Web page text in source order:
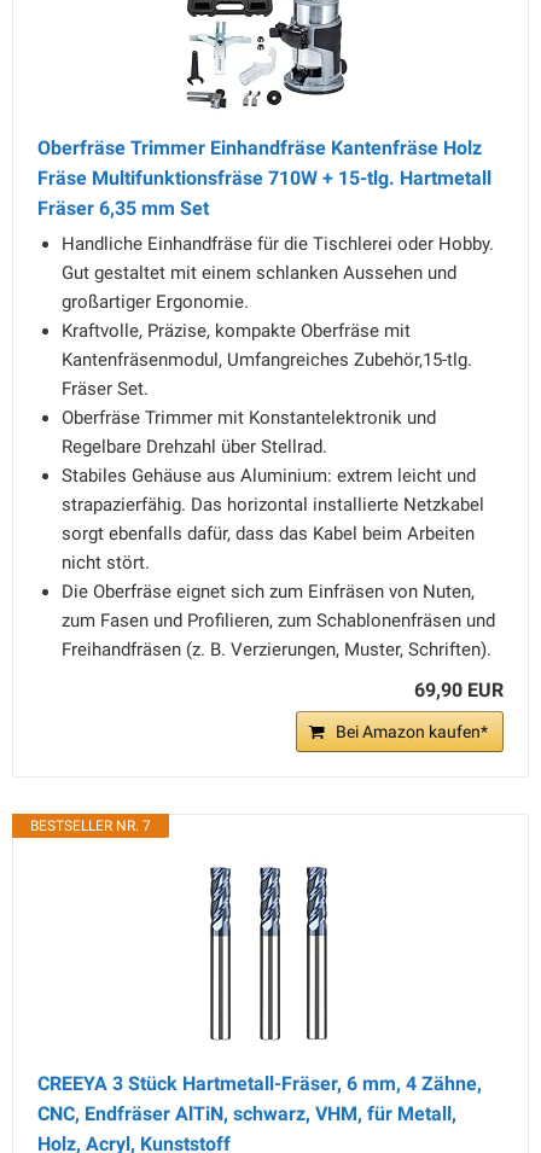
Oberfräse Trimmer Einhandfräse Kantenfräse Holz
Fräse Multifunktionsfräse 710W + 15-tlg. Hartmetall
Fräser 6,35 mm Set
Handliche Einhandfräse für die Tischlerei oder Hobby.
Gut gestaltet mit einem schlanken Aussehen und
großartiger Ergonomie.
Kraftvolle, Präzise, kompakte Oberfräse mit
Kantenfräsenmodul, Umfangreiches Zubehör,15-tlg.
Fräser Set.
Oberfräse Trimmer mit Konstantelektronik und
Regelbare Drehzahl über Stellrad.
Stabiles Gehäuse aus Aluminium: extrem leicht und
strapazierfähig. Das horizontal installierte Netzkabel
sorgt ebenfalls dafür, dass das Kabel beim Arbeiten
nicht stört.
Die Oberfräse eignet sich zum Einfräsen von Nuten,
zum Fasen und Profilieren, zum Schablonenfräsen und
Freihandfräsen (z. B. Verzierungen, Muster, Schriften).
69,90 EUR
Bei Amazon kaufen*
BESTSELLER NR. 7
CREEYA 3 Stück Hartmetall-Fräser, 6 mm, 4 Zähne,
CNC, Endfräser AlTiN, schwarz, VHM, für Metall,
Holz, Acryl, Kunststoff